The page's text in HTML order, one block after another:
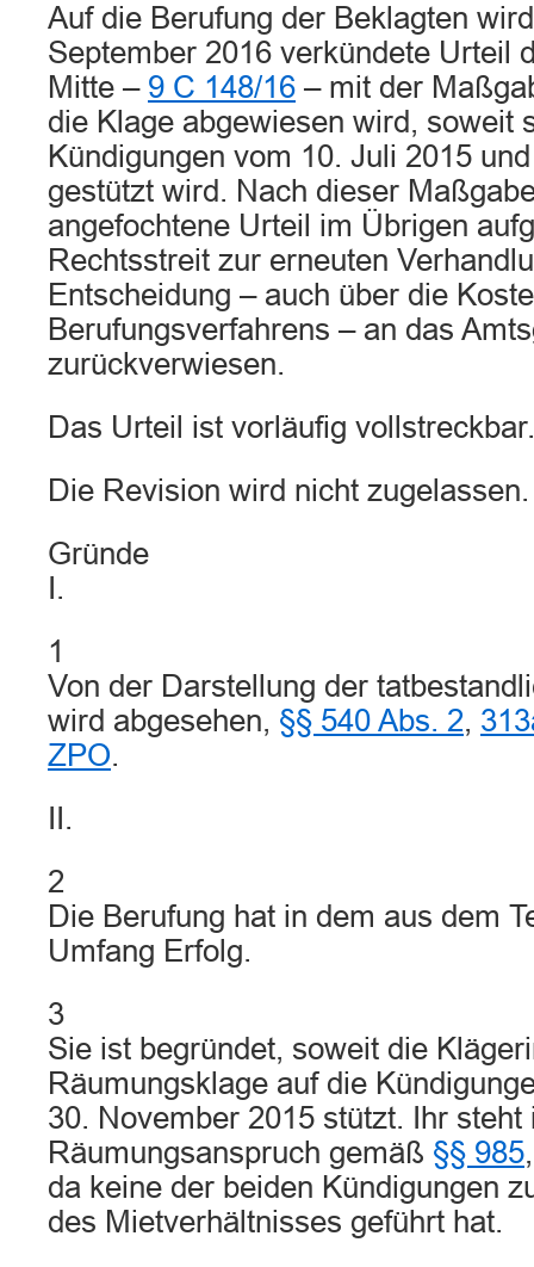
Auf die Berufung der Beklagten
September 2016 verkündete Urteil
Mitte – 9 C 148/16 – mit der
die Klage abgewiesen wird, soweit
Kündigungen vom 10. Juli 2015
gestützt wird. Nach dieser
angefochtene Urteil im Übrigen
Rechtsstreit zur erneuten
Entscheidung – auch über die
Berufungsverfahrens – an das
zurückverwiesen.
Das Urteil ist vorläufig vollstreckbar.
Die Revision wird nicht zugelassen.
Gründe
I.
1
Von der Darstellung der
wird abgesehen, §§ 540 Abs. 2,
ZPO.
II.
2
Die Berufung hat in dem aus dem
Umfang Erfolg.
3
Sie ist begründet, soweit die
Räumungsklage auf die
30. November 2015 stützt. Ihr steht
Räumungsanspruch gemäß §§ 985
da keine der beiden Kündigungen
des Mietverhältnisses geführt hat.